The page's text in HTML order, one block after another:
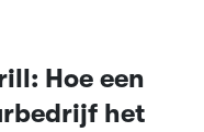
Hoe een
het